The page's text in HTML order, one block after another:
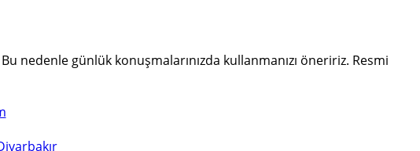
nedenle günlük konuşmalarınızda kullanmanızı öneririz. Resmi